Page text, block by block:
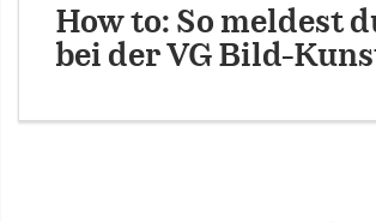
How to: So meldest
bei der VG Bild-